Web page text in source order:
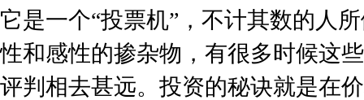
它是一个“投票机”，不计其数的人
性和感性的掺杂物，有很多时候这
评判相去甚远。投资的秘诀就是在